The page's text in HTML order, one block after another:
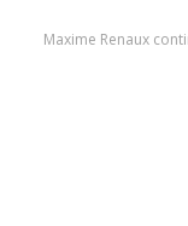
Maxime Renaux